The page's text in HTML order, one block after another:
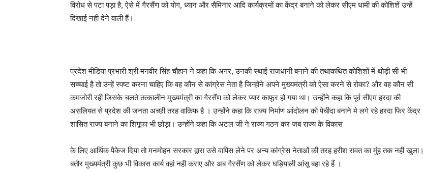
विरोध से पटा पड़ा है, ऐसे में गैरसैंण को योग, ध्यान और सैमिनार आदि कार्यक्रमों का केंद्र बनाने को लेकर सीएम धामी की कोशिशें उन्हें
दिखाई नही देने वाली हैं।
प्रदेश मीडिया प्रभारी श्री मनवीर सिंह चौहान ने कहा कि अगर, उनकी स्थाई राजधानी बनाने की तथाकथित कोशिशों में थोड़ी सी भी
सच्चाई है तो उन्हें स्पष्ट करना चाहिए कि वह कौन से कांग्रेस नेता है जिन्होंने अपने मुख्यमंत्री को ऐसा करने से रोका? और वह कौन सी
कमजोरी रही जिसके चलते तत्कालीन मुख्यमंत्री का गैरसैंण को लेकर प्यार काफूर हो गया था। उन्होंने कहा कि पूर्व सीएम हरदा की
असलियत से प्रदेश की जनता अच्छी तरह वाकिफ है । उन्होंने कहा कि राज्य निर्माण आंदोलन को पेचीदा बनाने मे लगे रहे हरदा फिर केंद्र
शासित राज्य बनाने का शिगूफा भी छोड़ा। उन्होंने कहा कि अटल जी ने राज्य गठन कर जब राज्य के विकास
के लिए आर्थिक पैकेज दिया तो मनमोहन सरकार द्वारा उसे वापिस लेने पर अन्य कांग्रेस नेताओं की तरह हरीश रावत का मुंह तक नही खुला।
बतौर मुख्यमंत्री कुछ भी विकास कार्य वहां नही कराए और अब गैरसैंण को लेकर घड़ियाली आंसू बहा रहे हैं ।